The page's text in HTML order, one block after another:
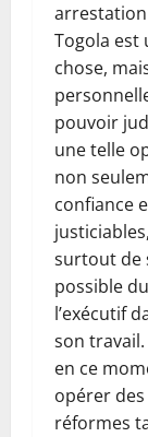
Togola est
chose,
pouvoir
une telle
non
confiance
surtout de
possible
l’exécutif
son
en ce
opérer
réformes